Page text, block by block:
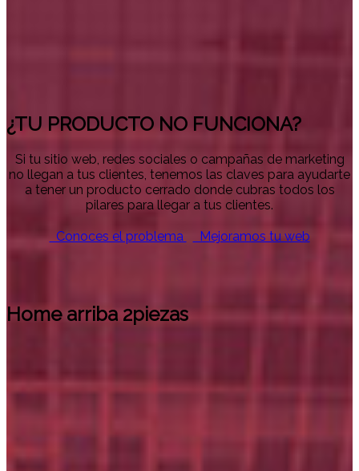
¿TU PRODUCTO NO FUNCIONA?
Si tu sitio web, redes sociales o campañas de marketing
no llegan a tus clientes, tenemos las claves para ayudarte
a tener un producto cerrado donde cubras todos los
pilares para llegar a tus clientes.
Conoces el problema Mejoramos tu web
Home arriba 2piezas